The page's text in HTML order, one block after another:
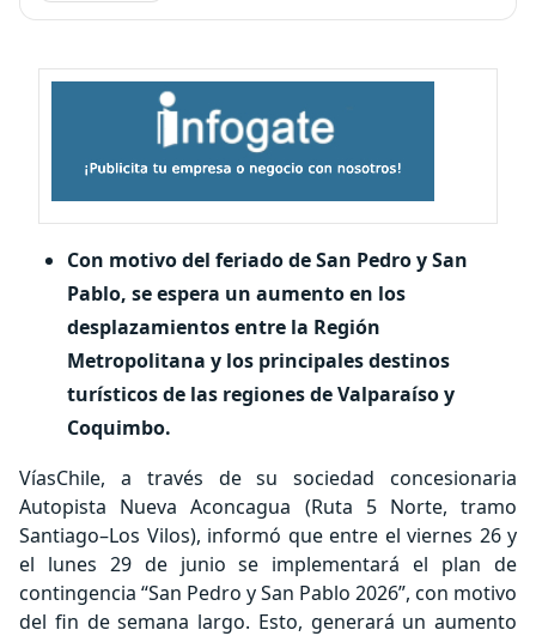
Con motivo del feriado de San Pedro y San
Pablo, se espera un aumento en los
desplazamientos entre la Región
Metropolitana y los principales destinos
turísticos de las regiones de Valparaíso y
Coquimbo.
VíasChile, a través de su sociedad concesionaria
Autopista Nueva Aconcagua (Ruta 5 Norte, tramo
Santiago–Los Vilos), informó que entre el viernes 26 y
el lunes 29 de junio se implementará el plan de
contingencia “San Pedro y San Pablo 2026”, con motivo
del fin de semana largo. Esto, generará un aumento